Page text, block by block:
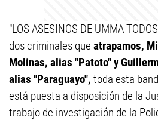
"LOS ASESINOS DE UMMA
dos criminales que atrapamos,
Molinas, alias "Patoto" y
alias "Paraguayo", toda esta
está puesta a disposición de la
trabajo de investigación de la